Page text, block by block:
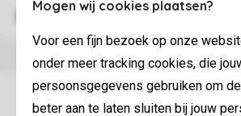
Mogen wij cookies plaatsen?
Voor een fijn bezoek op onze
onder meer tracking cookies, die
persoonsgegevens gebruiken om
beter aan te laten sluiten bij jouw
Are kitchen towels provided?